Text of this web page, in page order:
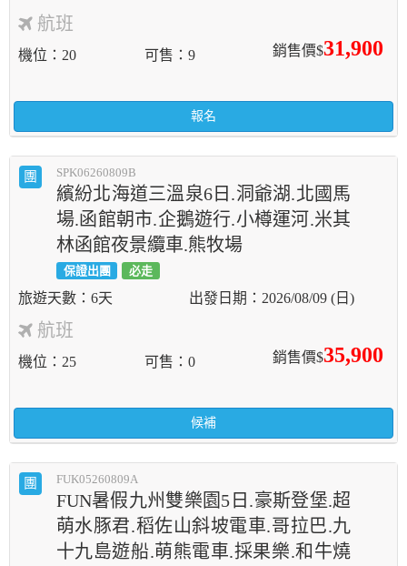
航班
銷售價$31,900
機位 20 可售 9
報名
團 SPK06260809B
繽紛北海道三溫泉6日.洞爺湖.北國馬
場.函館朝市.企鵝遊行.小樽運河.米其
林函館夜景纜車.熊牧場
保證出團 必走
6天 2026/08/09 (日)
航班
銷售價$35,900
機位 25 可售 0
候補
團 FUK05260809A
FUN暑假九州雙樂園5日.豪斯登堡.超
萌水豚君.稻佐山斜坡電車.哥拉巴.九
十九島遊船.萌熊電車.採果樂.和牛燒